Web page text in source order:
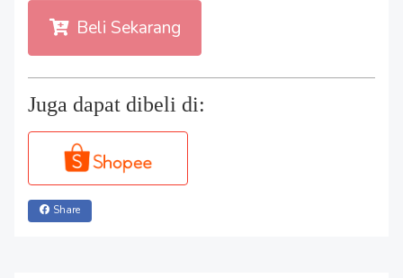
Beli Sekarang
Juga dapat dibeli di:
Share